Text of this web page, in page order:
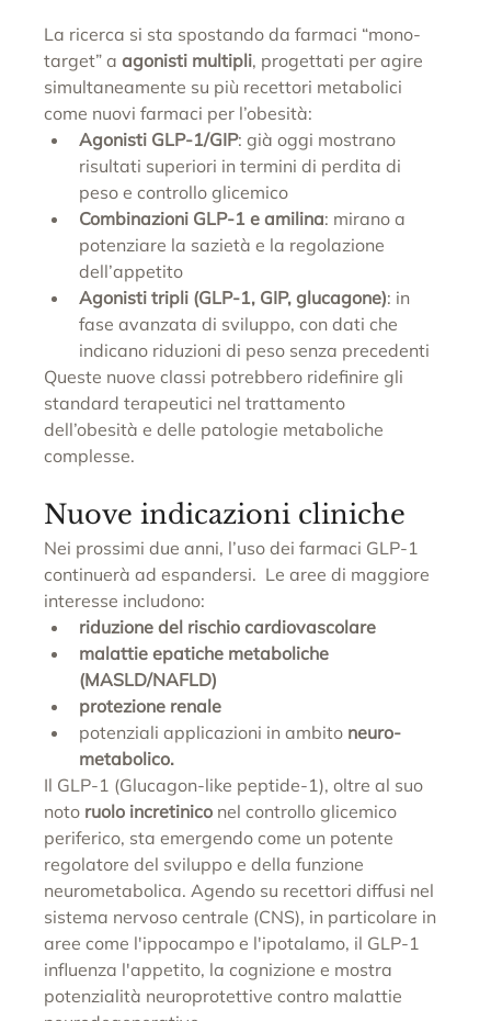
La ricerca si sta spostando da farmaci “mono-
target” a agonisti multipli, progettati per agire
simultaneamente su più recettori metabolici
come nuovi farmaci per l’obesità:
Agonisti GLP-1/GIP: già oggi mostrano
risultati superiori in termini di perdita di
peso e controllo glicemico
Combinazioni GLP-1 e amilina: mirano a
potenziare la sazietà e la regolazione
dell’appetito
Agonisti tripli (GLP-1, GIP, glucagone): in
fase avanzata di sviluppo, con dati che
indicano riduzioni di peso senza precedenti
Queste nuove classi potrebbero ridefinire gli
standard terapeutici nel trattamento
dell’obesità e delle patologie metaboliche
complesse.
Nuove indicazioni cliniche
Nei prossimi due anni, l’uso dei farmaci GLP-1
continuerà ad espandersi.  Le aree di maggiore
interesse includono:
riduzione del rischio cardiovascolare
malattie epatiche metaboliche
(MASLD/NAFLD)
protezione renale
potenziali applicazioni in ambito neuro-
metabolico.
Il GLP-1 (Glucagon-like peptide-1), oltre al suo
noto ruolo incretinico nel controllo glicemico
periferico, sta emergendo come un potente
regolatore del sviluppo e della funzione
neurometabolica. Agendo su recettori diffusi nel
sistema nervoso centrale (CNS), in particolare in
aree come l'ippocampo e l'ipotalamo, il GLP-1
influenza l'appetito, la cognizione e mostra
potenzialità neuroprotettive contro malattie